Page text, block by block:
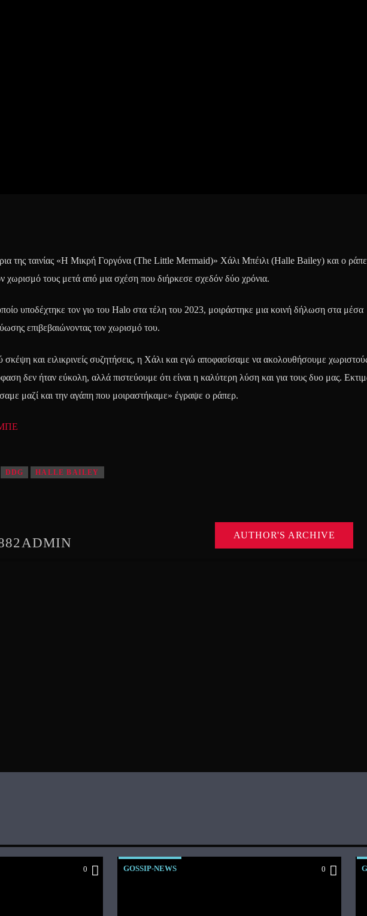
της ταινίας «Η Mικρή Γοργόνα (The Little Mermaid)» Χάλι Μπέιλι (Halle Bailey) και ο
χωρισμό τους μετά από μια σχέση που διήρκεσε σχεδόν δύο χρόνια.
υποδέχτηκε τον γιο του Halo στα τέλη του 2023, μοιράστηκε μια κοινή δήλωση στα μέσα
επιβεβαιώνοντας τον χωρισμό του.
και ειλικρινείς συζητήσεις, η Χάλι και εγώ αποφασίσαμε να ακολουθήσουμε
δεν ήταν εύκολη, αλλά πιστεύουμε ότι είναι η καλύτερη λύση και για τους δυο μας.
μαζί και την αγάπη που μοιραστήκαμε» έγραψε ο ράπερ.
DDG HALLE BAILEY
AUTHOR'S ARCHIVE
0 GOSSIP-NEWS 0